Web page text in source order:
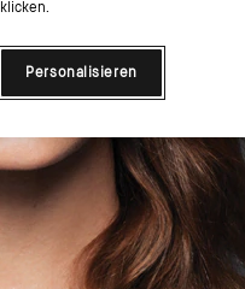
klicken.
Personalisieren